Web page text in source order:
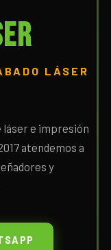
LÁSER
e impresión
atendemos a
y